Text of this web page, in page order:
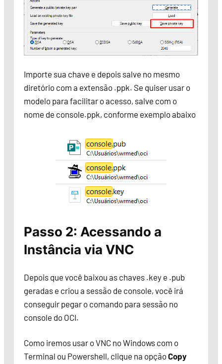
Importe sua chave e depois salve no mesmo
diretório com a extensão .ppk. Se quiser usar o
modelo para facilitar o acesso, salve com o
nome de console.ppk, conforme exemplo abaixo
Passo 2: Acessando a
Instância via VNC
Depois que você baixou as chaves .key e .pub
geradas e criou a sessão de console, você irá
conseguir pegar o comando para sessão no
console do OCI.
Como iremos usar o VNC no Windows com o
Terminal ou Powershell, clique na opçãoCopy